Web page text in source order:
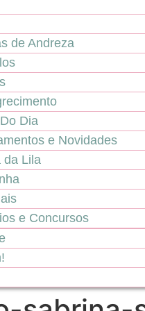
de Andreza
Dia
e Novidades
da Lila
e Concursos